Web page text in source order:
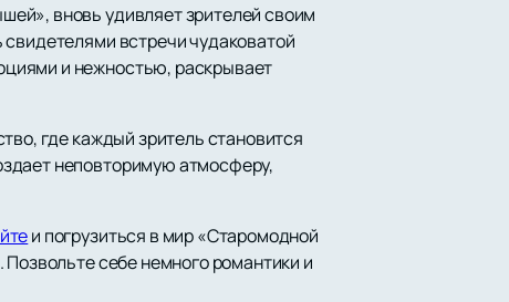
вновь удивляет зрителей своим
встречи чудаковатой
и нежностью, раскрывает
где каждый зритель становится
неповторимую атмосферу,
и погрузиться в мир «Старомодной
себе немного романтики и